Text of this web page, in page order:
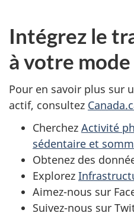
Intégrez le
à votre
Pour en savoir plus sur
actif, consultez
Cherchez Activité
sédentaire et
Obtenez des
Explorez
Aimez-nous sur
Suivez-nous sur